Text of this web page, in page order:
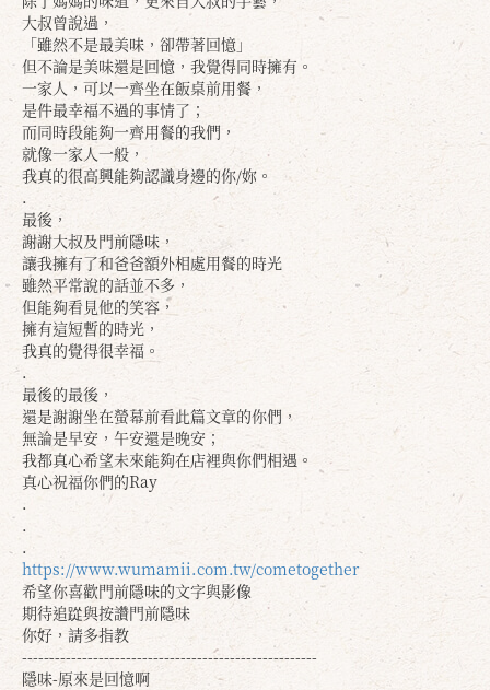
大叔曾說過，
「雖然不是最美味，卻帶著回憶」
但不論是美味還是回憶，我覺得同時擁有。
一家人，可以一齊坐在飯桌前用餐，
是件最幸福不過的事情了；
而同時段能夠一齊用餐的我們，
就像一家人一般，
我真的很高興能夠認識身邊的你/妳。
.
最後，
謝謝大叔及門前隱味，
讓我擁有了和爸爸額外相處用餐的時光
雖然平常說的話並不多，
但能夠看見他的笑容，
擁有這短暫的時光，
我真的覺得很幸福。
.
最後的最後，
還是謝謝坐在螢幕前看此篇文章的你們，
無論是早安，午安還是晚安；
我都真心希望未來能夠在店裡與你們相遇。
真心祝福你們的Ray
.
.
.
https://www.wumamii.com.tw/cometogether
希望你喜歡門前隱味的文字與影像
期待追踨與按讚門前隱味
你好，請多指教
------------------------------------------------------
隱味-原來是回憶啊
確定